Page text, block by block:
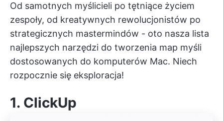
Od samotnych myślicieli po tętniące życiem
zespoły, od kreatywnych rewolucjonistów po
strategicznych mastermindów - oto nasza lista
najlepszych narzędzi do tworzenia map myśli
dostosowanych do komputerów Mac. Niech
rozpocznie się eksploracja!
1. ClickUp